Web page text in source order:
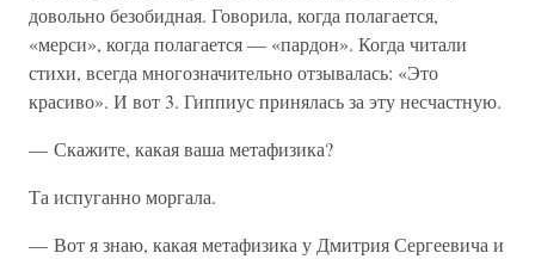
довольно безобидная. Говорила, когда полагается,
«мерси», когда полагается — «пардон». Когда читали
стихи, всегда многозначительно отзывалась: «Это
красиво». И вот 3. Гиппиус принялась за эту несчастную.
— Скажите, какая ваша метафизика?
Та испуганно моргала.
— Вот я знаю, какая метафизика у Дмитрия Сергеевича и